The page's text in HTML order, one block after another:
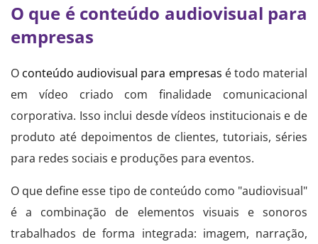
O que é conteúdo audiovisual para
empresas
O conteúdo audiovisual para empresas é todo material
em vídeo criado com finalidade comunicacional
corporativa. Isso inclui desde vídeos institucionais e de
produto até depoimentos de clientes, tutoriais, séries
para redes sociais e produções para eventos.
O que define esse tipo de conteúdo como "audiovisual"
é a combinação de elementos visuais e sonoros
trabalhados de forma integrada: imagem, narração,